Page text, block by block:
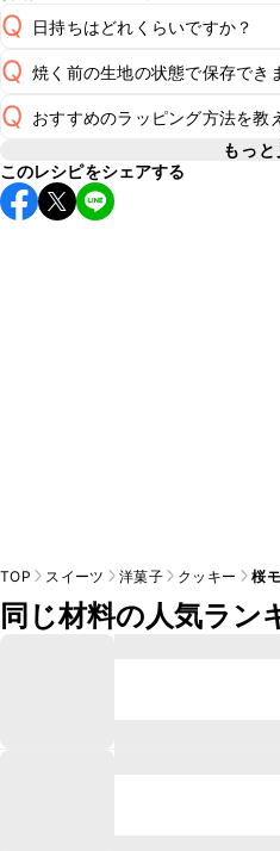
Q 日持ちはどれくらいですか？
A 常温保存で2~3日が目安です。
Q 焼く前の生地の状態で保存でき
こちらのレシピは焼く前の生地
たしません。焼き上げる直前に
たします。
Q おすすめのラッピング方法を教
A こちら
もっと
このレシピをシェアする
TOP スイーツ 洋菓子 クッキー 桜
同じ材料の人気ラン